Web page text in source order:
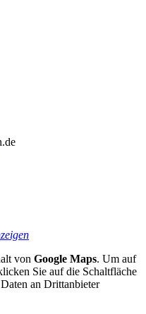
von Google Maps. Um auf
Sie auf die Schaltfläche
an Drittanbieter